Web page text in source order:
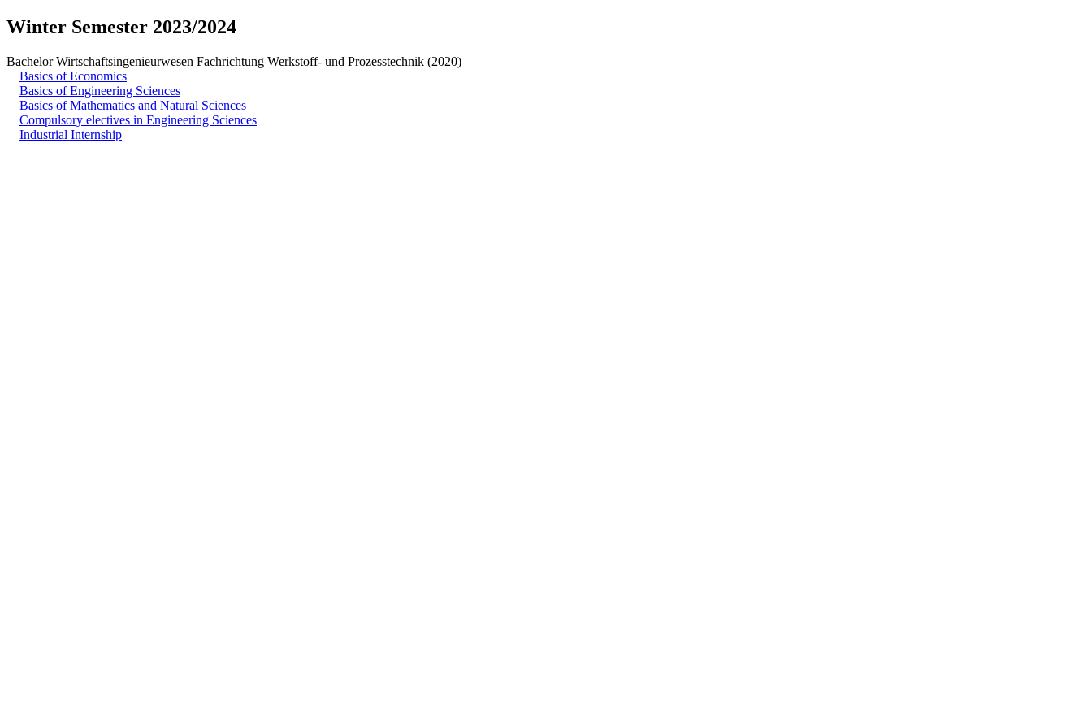
Winter Semester 2023/2024
Bachelor Wirtschaftsingenieurwesen Fachrichtung Werkstoff- und Prozesstechnik (2020)
Basics of Economics
Basics of Engineering Sciences
Basics of Mathematics and Natural Sciences
Compulsory electives in Engineering Sciences
Industrial Internship